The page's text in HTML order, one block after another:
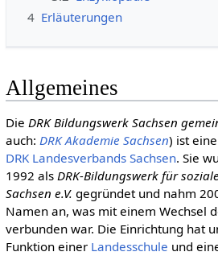
4 Erläuterungen
Allgemeines
Die DRK Bildungswerk Sachsen
auch: DRK Akademie Sachsen) ist
DRK Landesverbands Sachsen. Sie
1992 als DRK-Bildungswerk für
Sachsen e.V. gegründet und nahm
Namen an, was mit einem Wechsel
verbunden war. Die Einrichtung hat
Funktion einer Landesschule und